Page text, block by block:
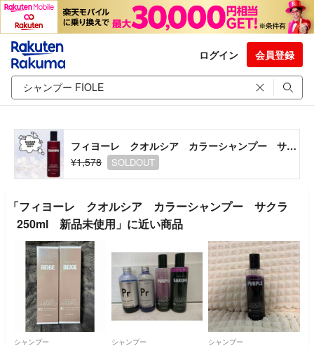
ログイン 会員登録
フィヨーレ クオルシア カラーシャンプー サクラ 250ml 新品未使用
¥1,578
SOLDOUT
「フィヨーレ クオルシア カラーシャンプー サクラ
250ml 新品未使用」に近い商品
シャンプー シャンプー シャンプー